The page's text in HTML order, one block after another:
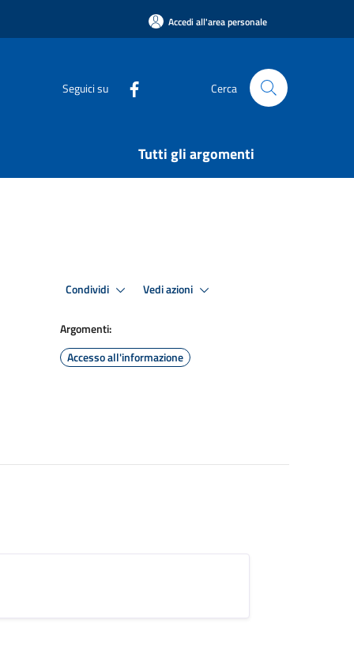
Accedi all'area personale
Seguici su Cerca
Tutti gli argomenti
Condividi Vedi azioni
Argomenti:
Accesso all'informazione